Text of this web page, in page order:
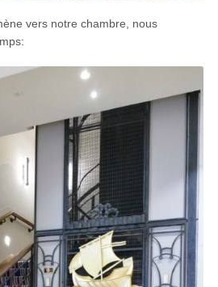
vers notre chambre, nous